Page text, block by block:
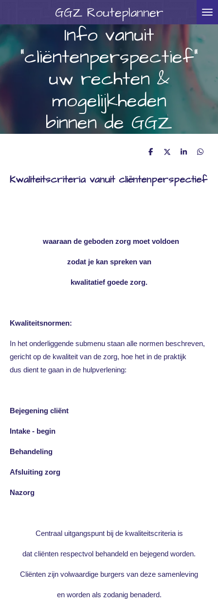
direct
hoofdinhoud
GGZRouteplanner
Info vanuit
"cliëntenperspectief"
uw rechten &
mogelijkheden
binnen de GGZ
D
e
n
D
l
S
r
e
D
e
n
Kwaliteitscriteria vanuit cliëntenperspectief
waaraan de geboden zorg moet voldoen
zodat je kan spreken van
kwalitatief goede zorg.
Kwaliteitsnormen:
In het onderliggende submenu staan alle normen beschreven,
gericht op de kwaliteit van de zorg, hoe het in de praktijk
dus dient te gaan in de hulpverlening:
Bejegening cliënt
Intake - begin
Behandeling
Afsluiting zorg
Nazorg
Centraal uitgangspunt bij de kwaliteitscriteria is
dat cliënten respectvol behandeld en bejegend worden.
Cliënten zijn volwaardige burgers van deze samenleving
en worden als zodanig benaderd.